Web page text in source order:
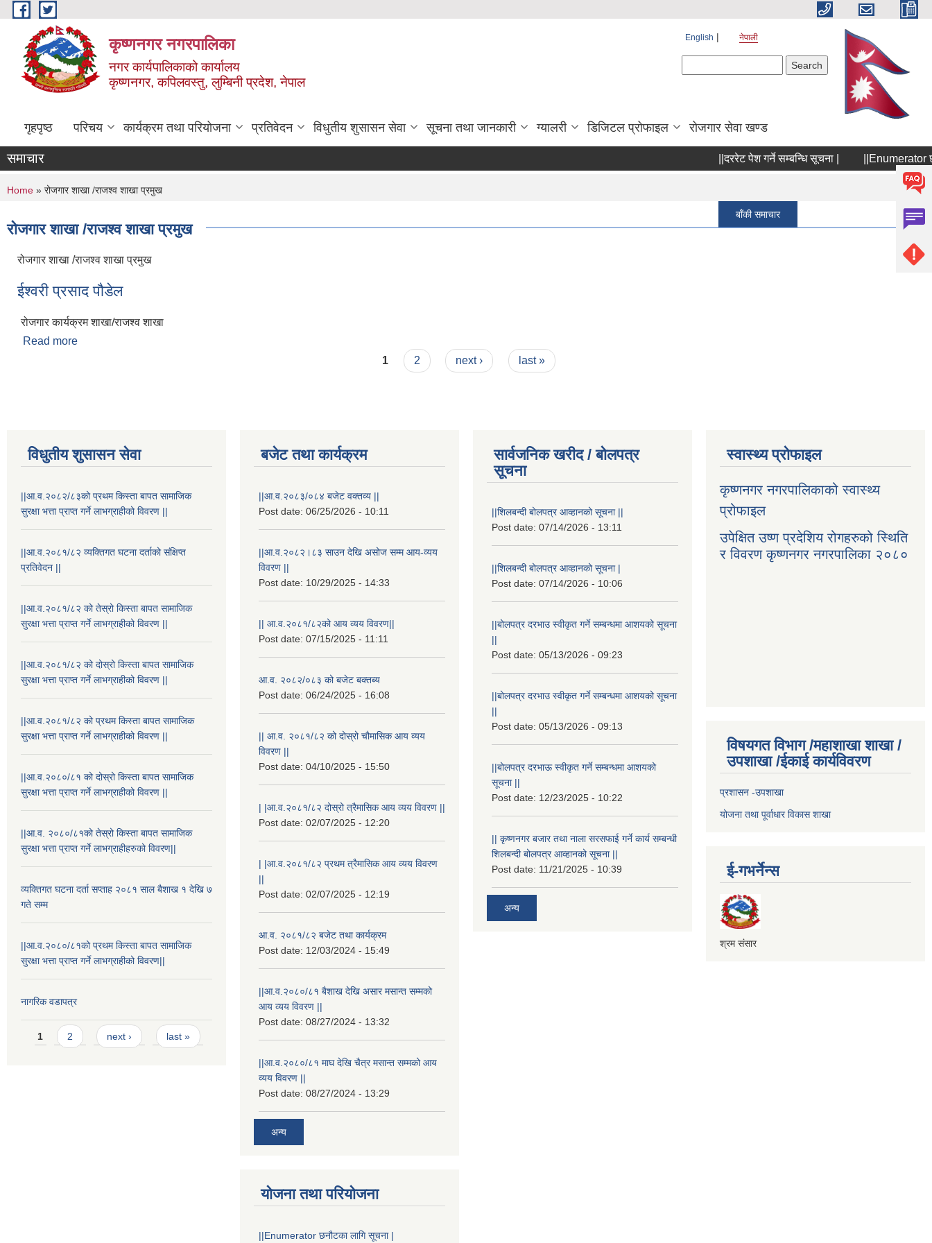
Skip to main content
कृष्णनगर नगरपालिका
नगर कार्यपालिकाको कार्यालय
कृष्णनगर, कपिलवस्तु, लुम्बिनी प्रदेश, नेपाल
English नेपाली
गृहपृष्ठ परिचय कार्यक्रम तथा परियोजना प्रतिवेदन विधुतीय शुसासन सेवा सूचना तथा जानकारी ग्यालरी डिजिटल प्रोफाइल रोजगार सेवा खण्ड
समाचार ||दररेट पेश गर्ने सम्बन्धि सूचना | ||Enumerator
1
बाँकी समाचार
You are here
Home » रोजगार शाखा /राजश्व शाखा प्रमुख
रोजगार शाखा /राजश्व शाखा प्रमुख
रोजगार शाखा /राजश्व शाखा प्रमुख
ईश्वरी प्रसाद पौडेल
रोजगार कार्यक्रम शाखा/राजश्व शाखा
Read more
1 2 next › last »
विधुतीय शुसासन सेवा
||आ.व.२०८२/८३को प्रथम किस्ता बापत सामाजिक
सुरक्षा भत्ता प्राप्त गर्ने लाभग्राहीको विवरण ||
||आ.व.२०८१/८२ व्यक्तिगत घटना दर्ताको संक्षिप्त
प्रतिवेदन ||
||आ.व.२०८१/८२ को तेस्रो किस्ता बापत सामाजिक
सुरक्षा भत्ता प्राप्त गर्ने लाभग्राहीको विवरण ||
||आ.व.२०८१/८२ को दोस्रो किस्ता बापत सामाजिक
सुरक्षा भत्ता प्राप्त गर्ने लाभग्राहीको विवरण ||
||आ.व.२०८१/८२ को प्रथम किस्ता बापत सामाजिक
सुरक्षा भत्ता प्राप्त गर्ने लाभग्राहीको विवरण ||
||आ.व.२०८०/८१ को दोस्रो किस्ता बापत सामाजिक
सुरक्षा भत्ता प्राप्त गर्ने लाभग्राहीको विवरण ||
||आ.व. २०८०/८१को तेस्रो किस्ता बापत सामाजिक
सुरक्षा भत्ता प्राप्त गर्ने लाभग्राहीहरुको विवरण||
व्यक्तिगत घटना दर्ता सप्ताह २०८१ साल बैशाख १ देखि ७
गते सम्म
||आ.व.२०८०/८१को प्रथम किस्ता बापत सामाजिक
सुरक्षा भत्ता प्राप्त गर्ने लाभग्राहीको विवरण||
नागरिक वडापत्र
Pages
1 2 next › last »
बजेट तथा कार्यक्रम
||आ.व.२०८३/०८४ बजेट वक्तव्य ||
Post date: 06/25/2026 - 10:11
||आ.व.२०८२।८३ साउन देखि असोज सम्म आय-व्यय
विवरण ||
Post date: 10/29/2025 - 14:33
|| आ.व.२०८१/८२को आय व्यय विवरण||
Post date: 07/15/2025 - 11:11
आ.व. २०८२/०८३ को बजेट बक्तब्य
Post date: 06/24/2025 - 16:08
|| आ.व. २०८१/८२ को दोस्रो चौमासिक आय व्यय
विवरण ||
Post date: 04/10/2025 - 15:50
| |आ.व.२०८१/८२ दोस्रो त्रैमासिक आय व्यय विवरण ||
Post date: 02/07/2025 - 12:20
| |आ.व.२०८१/८२ प्रथम त्रैमासिक आय व्यय विवरण
||
Post date: 02/07/2025 - 12:19
आ.व. २०८१/८२ बजेट तथा कार्यक्रम
Post date: 12/03/2024 - 15:49
||आ.व.२०८०/८१ बैशाख देखि असार मसान्त सम्मको
आय व्यय विवरण ||
Post date: 08/27/2024 - 13:32
||आ.व.२०८०/८१ माघ देखि चैत्र मसान्त सम्मको आय
व्यय विवरण ||
Post date: 08/27/2024 - 13:29
अन्य
योजना तथा परियोजना
||Enumerator छनौटका लागि सूचना |
सार्वजनिक खरीद / बोलपत्र
सूचना
||शिलबन्दी बोलपत्र आव्हानको सूचना ||
Post date: 07/14/2026 - 13:11
||शिलबन्दी बोलपत्र आव्हानको सूचना |
Post date: 07/14/2026 - 10:06
||बोलपत्र दरभाउ स्वीकृत गर्ने सम्बन्धमा आशयको सूचना
||
Post date: 05/13/2026 - 09:23
||बोलपत्र दरभाउ स्वीकृत गर्ने सम्बन्धमा आशयको सूचना
||
Post date: 05/13/2026 - 09:13
||बोलपत्र दरभाऊ स्वीकृत गर्ने सम्बन्धमा आशयको
सूचना ||
Post date: 12/23/2025 - 10:22
|| कृष्णनगर बजार तथा नाला सरसफाई गर्ने कार्य सम्बन्धी
शिलबन्दी बोलपत्र आव्हानको सूचना ||
Post date: 11/21/2025 - 10:39
अन्य
स्वास्थ्य प्रोफाइल
कृष्णनगर नगरपालिकाको स्वास्थ्य
प्रोफाइल
उपेक्षित उष्ण प्रदेशिय रोगहरुको स्थिति
र विवरण कृष्णनगर नगरपालिका २०८०
विषयगत विभाग /महाशाखा शाखा /
उपशाखा /ईकाई कार्यविवरण
प्रशासन -उपशाखा
योजना तथा पूर्वाधार विकास शाखा
ई-गभर्नेन्स
श्रम संसार